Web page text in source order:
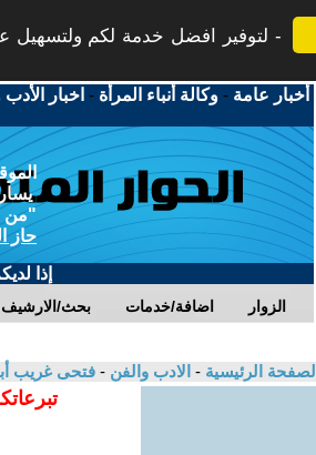
لتوفير افضل خدمة لكم ولتسهيل
أخبار عامة -وكالة أنباء المرأة - اخبار
"من
حاز
إذا
بحث/الارشيف اضافة/خدمات الزوار
الصفحة الرئيسية - الادب والفن - فتحى غريب